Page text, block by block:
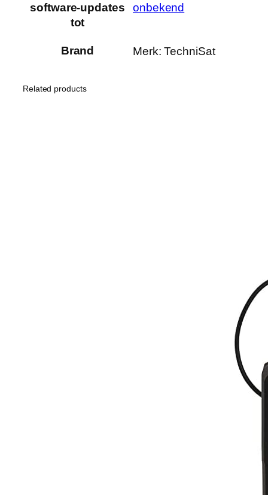
software-updates
tot
‎onbekend
Brand Merk: TechniSat
Related products